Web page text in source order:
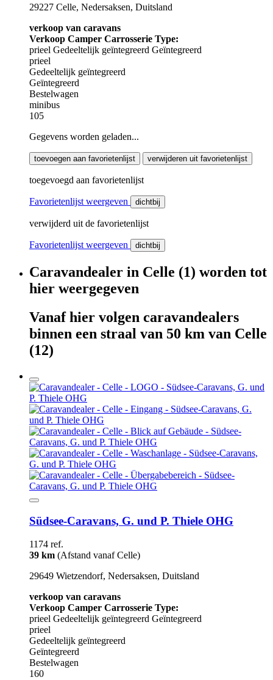
29227 Celle, Nedersaksen, Duitsland
verkoop van caravans
Verkoop Camper Carrosserie Type:
prieel Gedeeltelijk geïntegreerd Geïntegreerd
prieel
Gedeeltelijk geïntegreerd
Geïntegreerd
Bestelwagen
minibus
105
Gegevens worden geladen...
toevoegen aan favorietenlijst verwijderen uit favorietenlijst
toegevoegd aan favorietenlijst
Favorietenlijst weergeven dichtbij
verwijderd uit de favorietenlijst
Favorietenlijst weergeven dichtbij
Caravandealer in Celle (1) worden tot
hier weergegeven
Vanaf hier volgen caravandealers
binnen een straal van 50 km van Celle
(12)
Südsee-Caravans, G. und P. Thiele OHG
1174 ref.
39 km (Afstand vanaf Celle)
29649 Wietzendorf, Nedersaksen, Duitsland
verkoop van caravans
Verkoop Camper Carrosserie Type:
prieel Gedeeltelijk geïntegreerd Geïntegreerd
prieel
Gedeeltelijk geïntegreerd
Geïntegreerd
Bestelwagen
160